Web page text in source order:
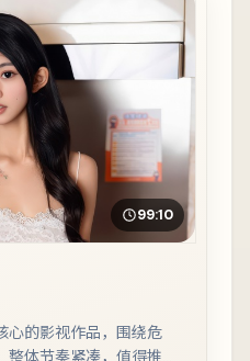
99:10
心的影视作品，围绕危
体节奏紧凑，值得推荐